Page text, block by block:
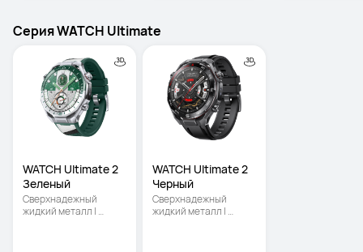
Серия WATCH Ultimate
WATCH Ultimate 2
Зеленый
Сверхнадежный
жидкий металл |
WATCH Ultimate 2
Черный
Сверхнадежный
жидкий металл |